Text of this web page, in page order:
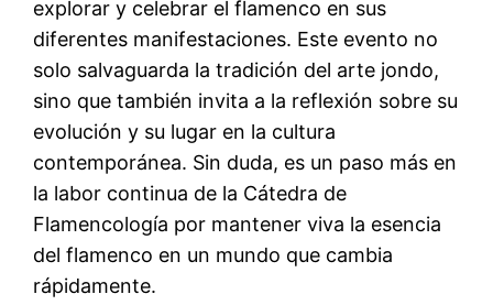
explorar y celebrar el flamenco en sus
diferentes manifestaciones. Este evento no
solo salvaguarda la tradición del arte jondo,
sino que también invita a la reflexión sobre su
evolución y su lugar en la cultura
contemporánea. Sin duda, es un paso más en
la labor continua de la Cátedra de
Flamencología por mantener viva la esencia
del flamenco en un mundo que cambia
rápidamente.